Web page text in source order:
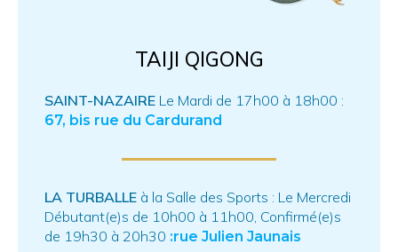
TAIJI QIGONG
SAINT-NAZAIRE Le Mardi de 17h00 à 18h00 :
67, bis rue du Cardurand
LA TURBALLE à la Salle des Sports : Le Mercredi
Débutant(e)s de 10h00 à 11h00, Confirmé(e)s
de 19h30 à 20h30 :rue Julien Jaunais